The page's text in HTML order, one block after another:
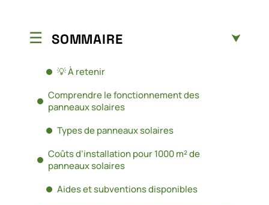
SOMMAIRE
💡 À retenir
Comprendre le fonctionnement des
panneaux solaires
Types de panneaux solaires
Coûts d’installation pour 1000 m² de
panneaux solaires
Aides et subventions disponibles